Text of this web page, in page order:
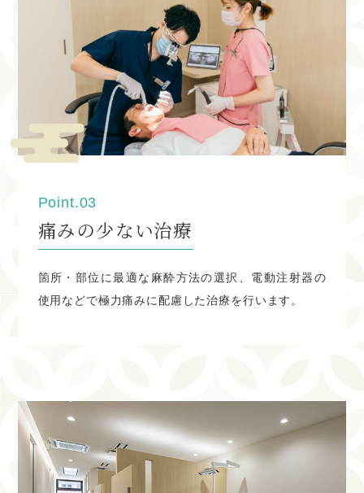
５月の休診日は下記の通りです。
※木曜、日曜、祝日がお休みとなります。 祝日のある週は
木曜診療致します。
3・4・5・6・12・16・19・23・26・30
2024.03.27
４月の休診日
４月の休診日は下記の通りです。
※木曜、日曜、祝日がお休みとなります。 祝日のある週は
WEB予約、電話予約可能です。
2024.02.16
求人募集！
Point.03
痛みの少ない治療
箇所・部位に最適な麻酔方法の選択、電動注射器の
使用などで極力痛みに配慮した治療を行います。